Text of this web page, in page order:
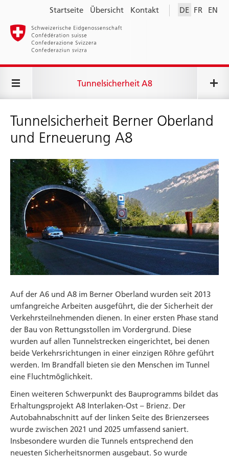
DE FR EN
Startseite Übersicht Kontakt
Tunnelsicherheit A8
Tunnelsicherheit Berner Oberland
und Erneuerung A8
Auf der A6 und A8 im Berner Oberland wurden seit 2013
umfangreiche Arbeiten aus­geführt, die der Sicher­heit der
Verkehrs­teilnehmenden dienen. In einer ersten Phase stand
der Bau von Rettungs­stollen im Vorder­grund. Diese
wurden auf allen Tunnel­strecken eingerichtet, bei denen
beide Verkehrs­richtungen in einer einzigen Röhre geführt
werden. Im Brand­fall bieten sie den Menschen im Tunnel
eine Fluchtmöglichkeit.
Einen weiteren Schwer­punkt des Bau­programms bildet das
Erhaltungs­projekt A8 Interlaken-Ost – Brienz. Der
Autobahn­abschnitt auf der linken Seite des Brienzer­sees
wurde zwischen 2021 und 2025 umfassend saniert.
Insbesondere wurden die Tunnels entsprechend den
neuesten Sicherheits­normen ausgebaut. So wurde